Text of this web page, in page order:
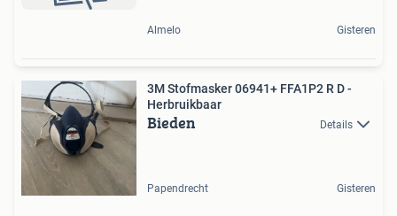
Almelo Gisteren
3M Stofmasker 06941+ FFA1P2 R D -
Herbruikbaar
Bieden Details
Papendrecht Gisteren